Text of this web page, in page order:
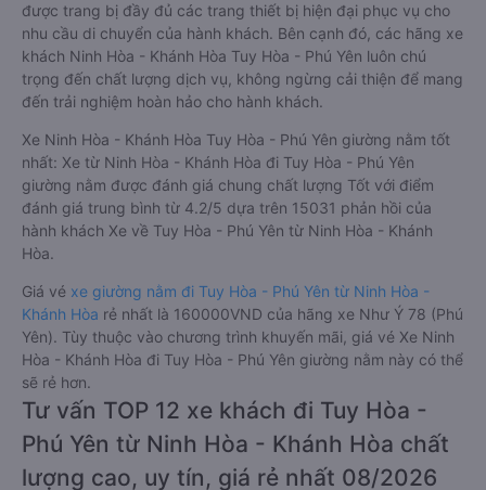
được trang bị đầy đủ các trang thiết bị hiện đại phục vụ cho
nhu cầu di chuyển của hành khách. Bên cạnh đó, các hãng xe
khách Ninh Hòa - Khánh Hòa Tuy Hòa - Phú Yên luôn chú
trọng đến chất lượng dịch vụ, không ngừng cải thiện để mang
đến trải nghiệm hoàn hảo cho hành khách.
Xe Ninh Hòa - Khánh Hòa Tuy Hòa - Phú Yên giường nằm tốt
nhất: Xe từ Ninh Hòa - Khánh Hòa đi Tuy Hòa - Phú Yên
giường nằm được đánh giá chung chất lượng Tốt với điểm
đánh giá trung bình từ 4.2/5 dựa trên 15031 phản hồi của
hành khách Xe về Tuy Hòa - Phú Yên từ Ninh Hòa - Khánh
Hòa.
Giá vé xe giường nằm đi Tuy Hòa - Phú Yên từ Ninh Hòa -
Khánh Hòa rẻ nhất là 160000VND của hãng xe Như Ý 78 (Phú
Yên). Tùy thuộc vào chương trình khuyến mãi, giá vé Xe Ninh
Hòa - Khánh Hòa đi Tuy Hòa - Phú Yên giường nằm này có thể
sẽ rẻ hơn.
Tư vấn TOP 12 xe khách đi Tuy Hòa -
Phú Yên từ Ninh Hòa - Khánh Hòa chất
lượng cao, uy tín, giá rẻ nhất 08/2026